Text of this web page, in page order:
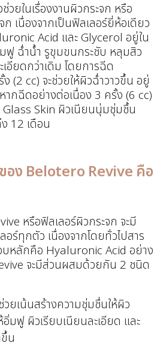
ยในเรื่องงานผิวกระจก หรือ
ก เนื่องจากเป็นฟิลเลอร์ยี่ห้อเดียว
Acid และ Glycerol อยู่ใน
ฟู ฉ่ำน้ำ รูขุมขนกระชับ หลุมสิว
อียดกว่าเดิม โดยการฉีด
(2 cc) จะช่วยให้ผิวฉ่ำวาวขึ้น อยู่
ากฉีดอย่างต่อเนื่อง 3 ครั้ง (6 cc)
Glass Skin ผิวเนียนนุ่มชุ่มชื้น
12 เดือน
อง Belotero Revive คือ
หรือฟิลเลอร์ผิวกระจก จะมี
ร์ทุกตัว เนื่องจากโดยทั่วไปสาร
บหลักคือ Hyaluronic Acid อย่าง
จะมีส่วนผสมด้วยกัน 2 ชนิด
ยเน้นสร้างความชุ่มชื่นให้ผิว
อิ่มฟู ผิวเรียบเนียนละเอียด และ
น